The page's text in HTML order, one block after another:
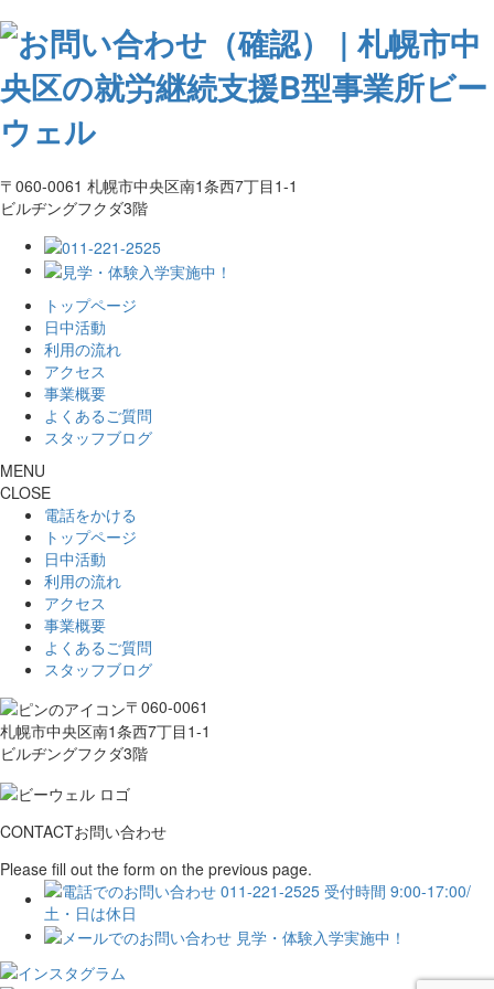
〒060-0061 札幌市中央区南1条西7丁目1-1
ビルヂングフクダ3階
トップページ
日中活動
利用の流れ
アクセス
事業概要
よくあるご質問
スタッフブログ
MENU
CLOSE
電話をかける
トップページ
日中活動
利用の流れ
アクセス
事業概要
よくあるご質問
スタッフブログ
〒060-0061
札幌市中央区南1条西7丁目1-1
ビルヂングフクダ3階
CONTACTお問い合わせ
Please fill out the form on the previous page.